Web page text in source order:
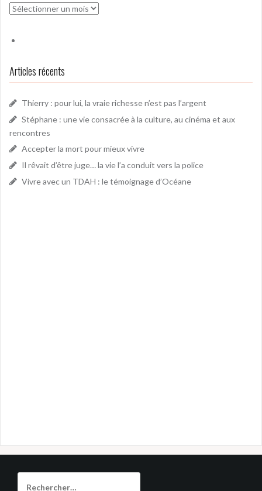
Archives
Articles récents
Thierry : pour lui, la vraie richesse n’est pas l’argent
Stéphane : une vie consacrée à la culture, au cinéma et aux
rencontres
Accepter la mort pour mieux vivre
Il rêvait d’être juge… la vie l’a conduit vers la police
Vivre avec un TDAH : le témoignage d’Océane